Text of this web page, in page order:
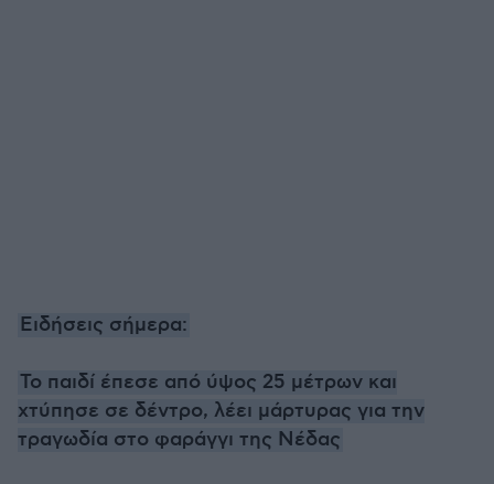
Ειδήσεις σήμερα:
Το παιδί έπεσε από ύψος 25 μέτρων και
χτύπησε σε δέντρο, λέει μάρτυρας για την
τραγωδία στο φαράγγι της Νέδας